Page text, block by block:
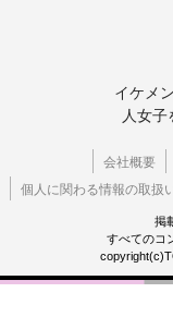
イケメ
人女子
会社概要
個人に関わる情報の取扱
掲
すべてのコ